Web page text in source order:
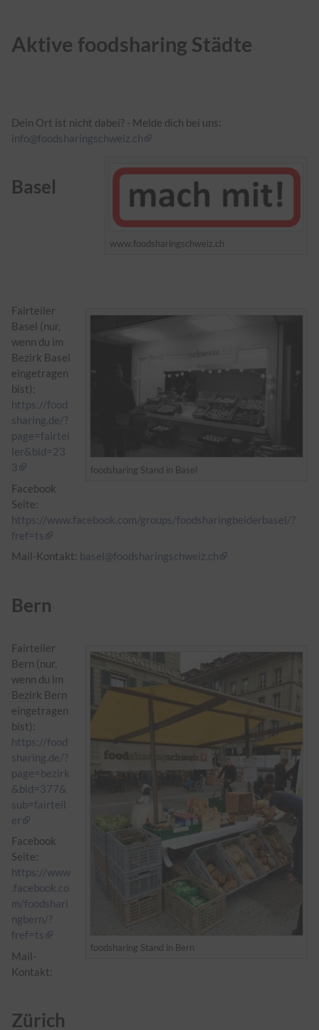
Aktive foodsharing Städte
Dein Ort ist nicht dabei? - Melde dich bei uns:
info@foodsharingschweiz.ch
www.foodsharingschweiz.ch
Basel
foodsharing Stand in Basel
Fairteiler
Basel (nur,
wenn du im
Bezirk Basel
eingetragen
bist):
https://food
sharing.de/?
page=fairtei
ler&bid=23
3
Facebook
Seite:
https://www.facebook.com/groups/foodsharingbeiderbasel/?
fref=ts
Mail-Kontakt: basel@foodsharingschweiz.ch
Bern
foodsharing Stand in Bern
Fairteiler
Bern (nur,
wenn du im
Bezirk Bern
eingetragen
bist):
https://food
sharing.de/?
page=bezirk
&bid=377&
sub=fairteil
er
Facebook
Seite:
https://www
.facebook.co
m/foodshari
ngbern/?
fref=ts
Mail-
Kontakt:
Zürich